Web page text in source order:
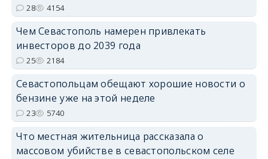
28 4154
Чем Севастополь намерен привлекать
инвесторов до 2039 года
25 2184
Севастопольцам обещают хорошие новости о
бензине уже на этой неделе
23 5740
Что местная жительница рассказала о
массовом убийстве в севастопольском селе